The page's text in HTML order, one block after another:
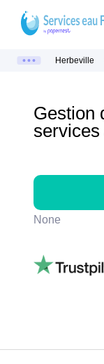
Herbeville
Gestion
services
None